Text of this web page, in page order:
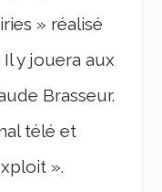
» réalisé
y jouera aux
Brasseur.
télé et
».